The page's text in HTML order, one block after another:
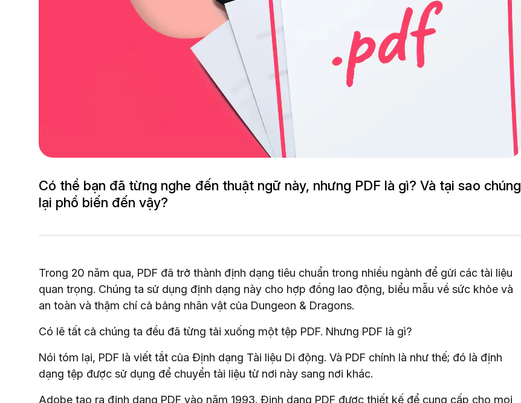
Có thể bạn đã từng nghe đến thuật ngữ này, nhưng PDF là gì? Và tại sao chúng
lại phổ biến đến vậy?
Trong 20 năm qua, PDF đã trở thành định dạng tiêu chuẩn trong nhiều ngành để gửi các tài liệu
quan trọng. Chúng ta sử dụng định dạng này cho hợp đồng lao động, biểu mẫu về sức khỏe và
an toàn và thậm chí cả bảng nhân vật của Dungeon & Dragons.
Có lẽ tất cả chúng ta đều đã từng tải xuống một tệp PDF. Nhưng PDF là gì?
Nói tóm lại, PDF là viết tắt của Định dạng Tài liệu Di động. Và PDF chính là như thế; đó là định
dạng tệp được sử dụng để chuyển tài liệu từ nơi này sang nơi khác.
Adobe tạo ra định dạng PDF vào năm 1993. Định dạng PDF được thiết kế để cung cấp cho mọi